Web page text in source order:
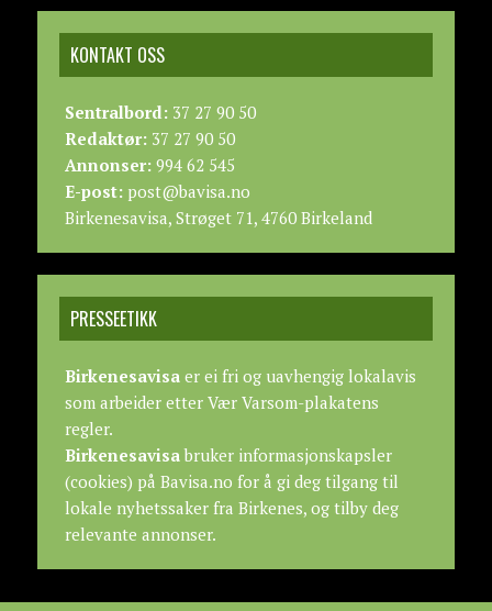
KONTAKT OSS
Sentralbord:37 27 90 50
Redaktør:37 27 90 50
Annonser:994 62 545
E-post:post@bavisa.no
Birkenesavisa, Strøget 71, 4760 Birkeland
PRESSEETIKK
Birkenesavisaer ei fri og uavhengig lokalavis
som arbeider etter Vær Varsom-plakatens
regler.
Birkenesavisabruker informasjonskapsler
(cookies) på Bavisa.no for å gi deg tilgang til
lokale nyhetssaker fra Birkenes, og tilby deg
relevante annonser.